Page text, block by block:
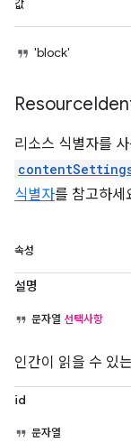
값
'block'
Resource
리소스 식별자를
식별자를 참고하세
속성
설명
문자열 선택사항
인간이 읽을 수 있
id
문자열